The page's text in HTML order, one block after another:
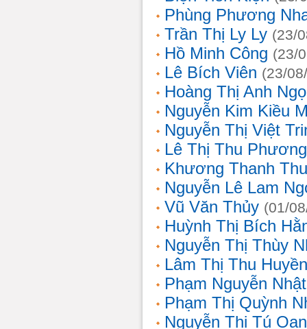
Phùng Phương
Trần Thị Ly Ly (23/
Hồ Minh Công (23/
Lê Bích Viên (23/
Hoàng Thị Anh
Nguyễn Kim Kiều
Nguyễn Thị Việt
Lê Thị Thu Phương
Khương Thanh
Nguyễn Lê Lam
Vũ Văn Thủy (01/
Huỳnh Thị Bích
Nguyễn Thị Thùy
Lâm Thị Thu Huyền
Phạm Nguyễn
Phạm Thị Quỳnh
Nguyễn Thị Tú